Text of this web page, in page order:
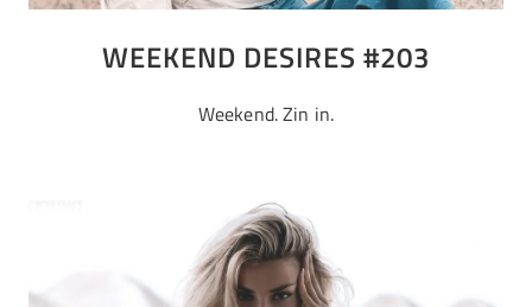
WEEKEND DESIRES #203
Weekend. Zin in.